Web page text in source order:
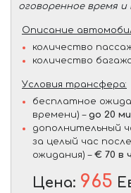
оговоренное время
Описание
количество
количество
Условия трансфера:
бесплатное
времени) – до 20
дополнительный
за целый час
ожидания) – € 70 в
Цена: 965